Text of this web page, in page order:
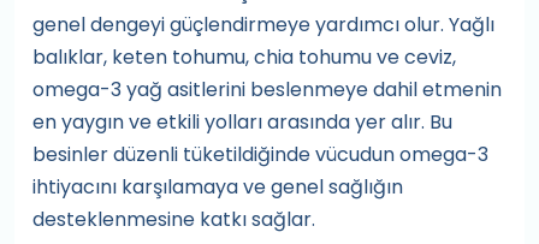
genel dengeyi güçlendirmeye yardımcı olur. Yağlı
balıklar, keten tohumu, chia tohumu ve ceviz,
omega-3 yağ asitlerini beslenmeye dahil etmenin
en yaygın ve etkili yolları arasında yer alır. Bu
besinler düzenli tüketildiğinde vücudun omega-3
ihtiyacını karşılamaya ve genel sağlığın
desteklenmesine katkı sağlar.